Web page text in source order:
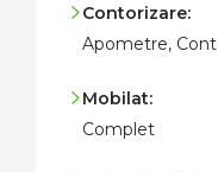
Contorizare:
Apometre,
Mobilat:
Complet